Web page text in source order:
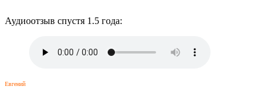
Аудиоотзыв спустя 1.5 года:
Евгений